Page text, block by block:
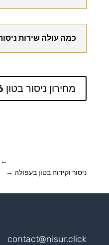
כמה עולה שירות
מחירון ניסור בטון 2026
ניסור וקידוח בטון בעפולה →
contact@nisur.click